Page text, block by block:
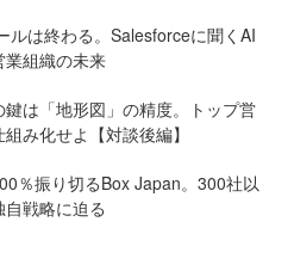
ルは終わる。Salesforceに聞くAI
業組織の未来
は「地形図」の精度。トップ営
み化せよ【対談後編】
％振り切るBox Japan。300社以
戦略に迫る